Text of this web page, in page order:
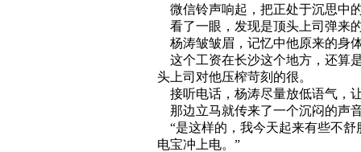
微信铃声响起，把正处于沉思中
看了一眼，发现是顶头上司弹来
杨涛皱皱眉，记忆中他原来的身
这个工资在长沙这个地方，还算
头上司对他压榨苛刻的很。
接听电话，杨涛尽量放低语气，
那边立马就传来了一个沉闷的声
“是这样的，我今天起来有些不舒
电宝冲上电。”